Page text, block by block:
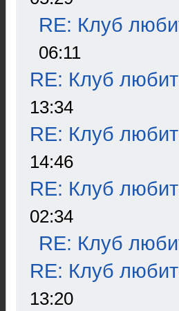
RE: Клуб
06:11
RE: Клуб
13:34
RE: Клуб
14:46
RE: Клуб
02:34
RE: Клуб
RE: Клуб
13:20